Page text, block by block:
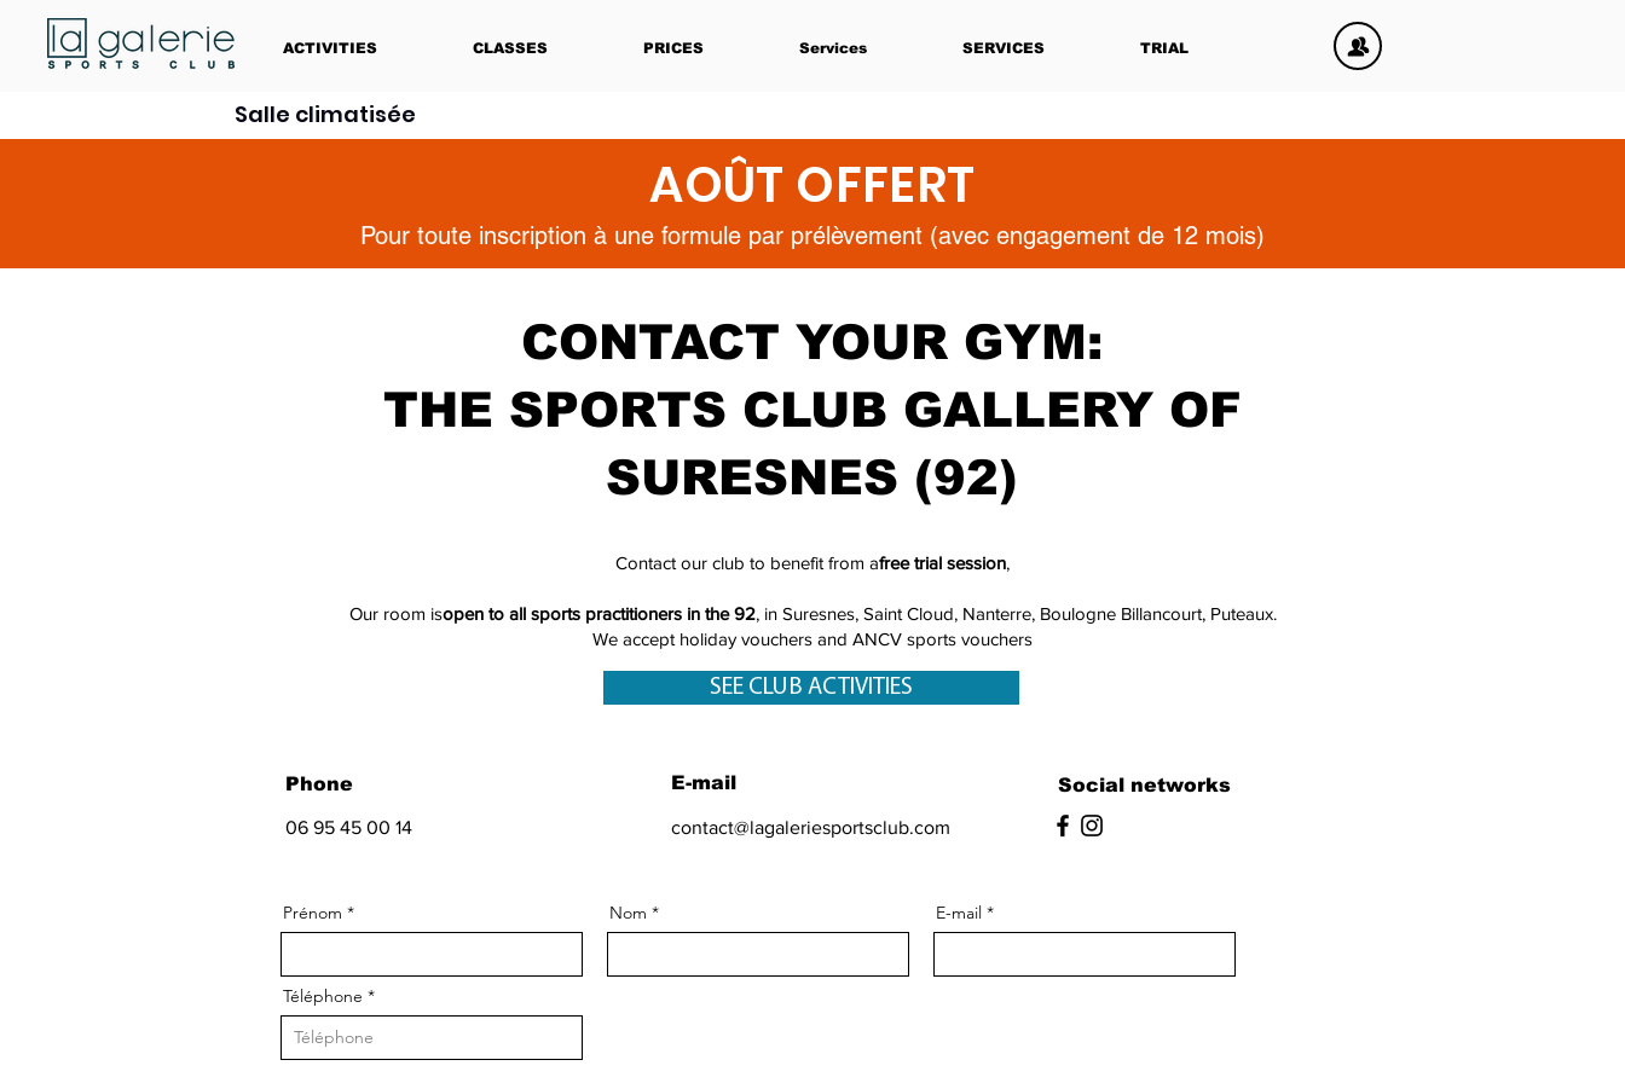
ACTIVITIES CLASSES PRICES Services SERVICES TRIAL
Salle climatisée
AOÛT OFFERT
Pour toute inscription à une formule par prélèvement (avec engagement de 12 mois)
CONTACT YOUR GYM:
THE SPORTS CLUB GALLERY OF
SURESNES (92)
Contact our club to benefit from afree trial session,
Our room isopen to all sports practitioners in the 92, in Suresnes, Saint Cloud, Nanterre, Boulogne Billancourt, Puteaux.
We accept holiday vouchers and ANCV sports vouchers
SEE CLUB ACTIVITIES
Phone
06 95 45 00 14
E-mail
contact@lagaleriesportsclub.com
Social networks
Prénom Nom E-mail
Téléphone